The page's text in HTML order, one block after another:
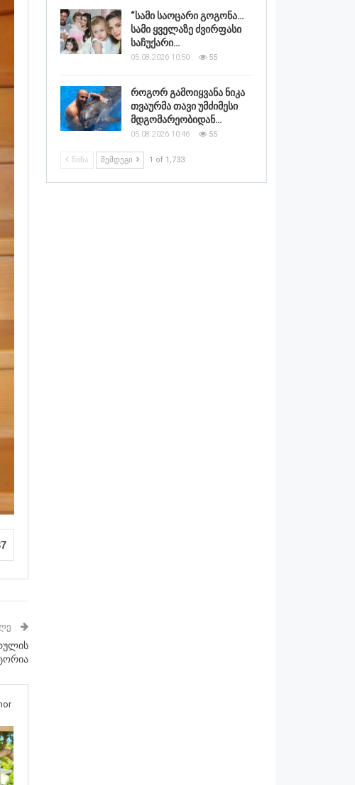
“სამი საოცარი გოგონა…
სამი ყველაზე ძვირფასი
საჩუქარი…
05.08.2026 10:50 55
როგორ გამოიყვანა ნიკა
თვაურმა თავი უმძიმესი
მდგომარეობიდან…
05.08.2026 10:46 55
ᲬᲘᲜᲐ ᲨᲔᲛᲓᲔᲒᲘ 1 of 1,733